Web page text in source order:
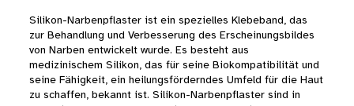
Silikon-Narbenpflaster ist ein spezielles Klebeband, das
zur Behandlung und Verbesserung des Erscheinungsbildes
von Narben entwickelt wurde. Es besteht aus
medizinischem Silikon, das für seine Biokompatibilität und
seine Fähigkeit, ein heilungsförderndes Umfeld für die Haut
zu schaffen, bekannt ist. Silikon-Narbenpflaster sind in